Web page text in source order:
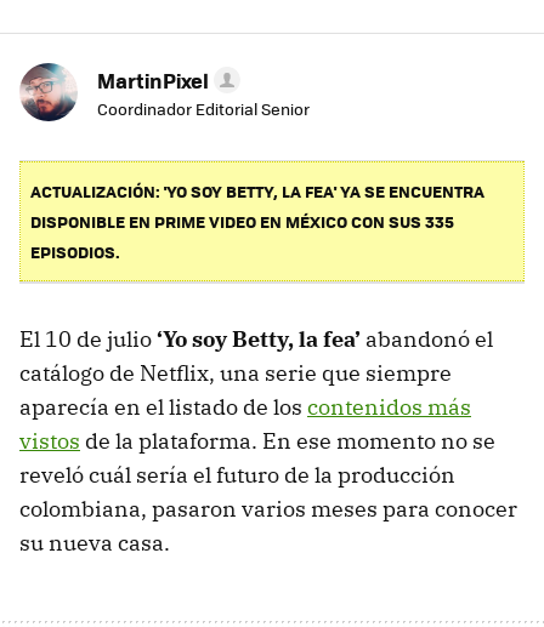
MartinPixel
Coordinador Editorial Senior
ACTUALIZACIÓN: 'YO SOY BETTY, LA FEA' YA SE ENCUENTRA
DISPONIBLE EN PRIME VIDEO EN MÉXICO CON SUS 335
EPISODIOS.
El 10 de julio‘Yo soy Betty, la fea’ abandonó el
catálogo de Netflix, una serie que siempre
aparecía en el listado de los contenidos más
vistos de la plataforma. En ese momento no se
reveló cuál sería el futuro de la producción
colombiana, pasaron varios meses para conocer
su nueva casa.